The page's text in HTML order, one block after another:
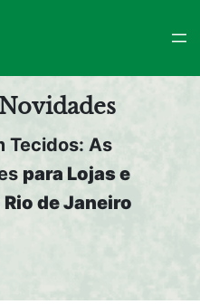
Novidades
Tecidos: As
para Lojas e
de Janeiro